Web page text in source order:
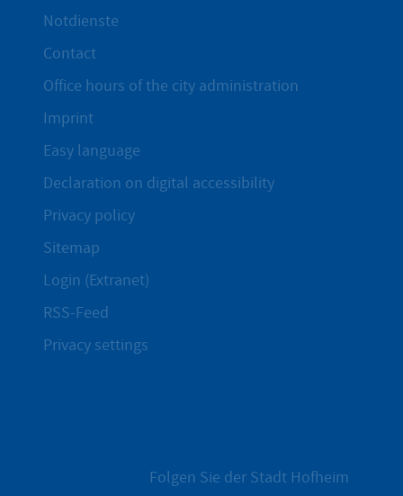
Notdienste
Contact
Office hours of the city administration
Imprint
Easy language
Declaration on digital accessibility
Privacy policy
Sitemap
Login (Extranet)
RSS-Feed
Privacy settings
Folgen Sie der Stadt Hofheim